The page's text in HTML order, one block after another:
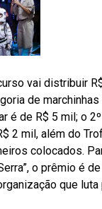
vai distribuir
de
é de R$ 5 mil; o
2 mil, além do
colocados.
o prêmio é
que